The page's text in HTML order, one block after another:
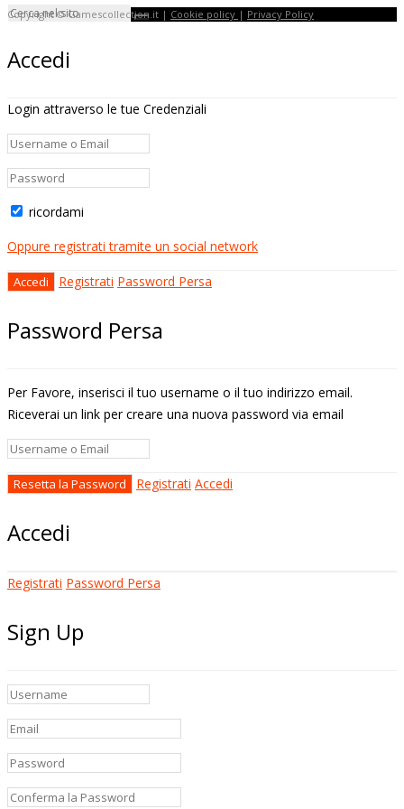
Copyright © Gamescollection.it | Cookie policy | Privacy Policy
Accedi
Login attraverso le tue Credenziali
ricordami
Oppure registrati tramite un social network
Registrati Password Persa
Password Persa
Per Favore, inserisci il tuo username o il tuo indirizzo email.
Riceverai un link per creare una nuova password via email
Registrati Accedi
Accedi
Registrati Password Persa
Sign Up